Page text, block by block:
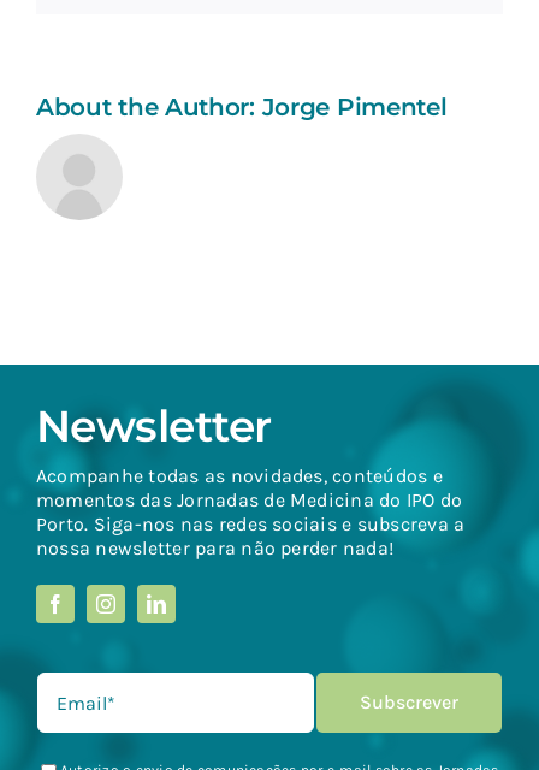
juntos?
About the Author: Jorge Pimentel
Newsletter
Acompanhe todas as novidades, conteúdos e
momentos das Jornadas de Medicina do IPO do
Porto. Siga-nos nas redes sociais e subscreva a
nossa newsletter para não perder nada!